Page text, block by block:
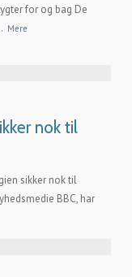
for og bag De
Mere
nok til
sikker nok til
BBC, har